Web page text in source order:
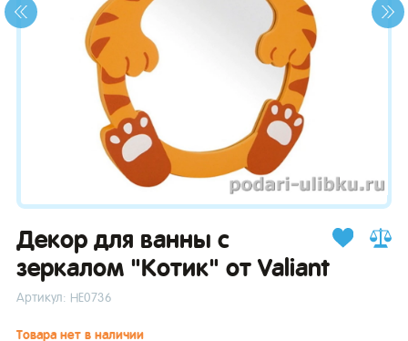
Декор для ванны с
зеркалом "Котик" от Valiant
Артикул: НЕ0736
Товара нет в наличии